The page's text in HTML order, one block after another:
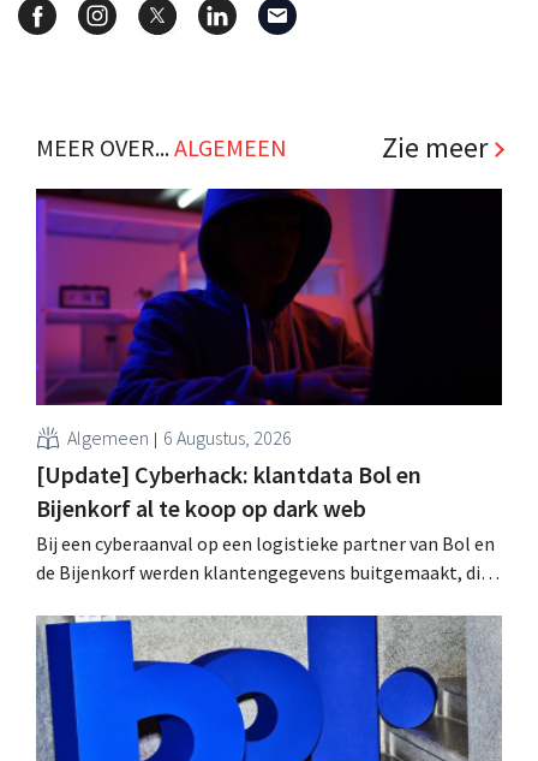
MEER OVER...ALGEMEEN Zie meer
Algemeen 6 Augustus, 2026
[Update] Cyberhack: klantdata Bol en
Bijenkorf al te koop op dark web
Bij een cyberaanval op een logistieke partner van Bol en
de Bijenkorf werden klantengegevens buitgemaakt, die
De retailers roepen klanten op alert te zijn voor
phishing.